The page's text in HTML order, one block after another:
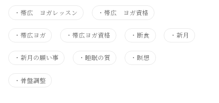
・ 帯広 ヨガレッスン ・帯広 ヨガ資格
・ 帯広ヨガ ・帯広ヨガ資格 ・ 断食 ・ 新月
・ 新月の願い事 ・睡眠の質 ・瞑想
・ 骨盤調整